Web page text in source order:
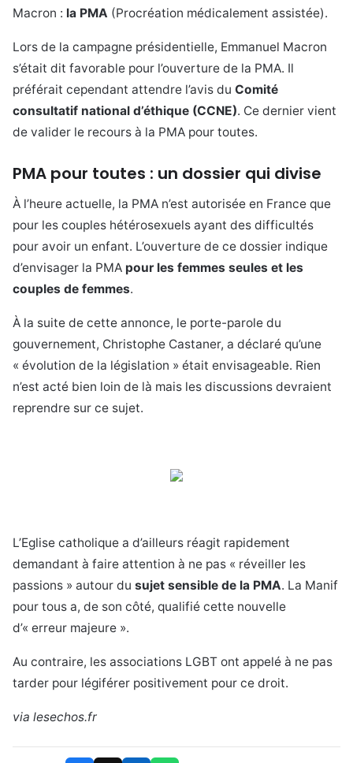
Macron : la PMA (Procréation médicalement assistée).
Lors de la campagne présidentielle, Emmanuel Macron
s’était dit favorable pour l’ouverture de la PMA. Il
préférait cependant attendre l’avis du Comité
consultatif national d’éthique (CCNE). Ce dernier vient
de valider le recours à la PMA pour toutes.
PMA pour toutes : un dossier qui divise
À l’heure actuelle, la PMA n’est autorisée en France que
pour les couples hétérosexuels ayant des difficultés
pour avoir un enfant. L’ouverture de ce dossier indique
d’envisager la PMA pour les femmes seules et les
couples de femmes.
À la suite de cette annonce, le porte-parole du
gouvernement, Christophe Castaner, a déclaré qu’une
« évolution de la législation » était envisageable. Rien
n’est acté bien loin de là mais les discussions devraient
reprendre sur ce sujet.
L’Eglise catholique a d’ailleurs réagit rapidement
demandant à faire attention à ne pas « réveiller les
passions » autour du sujet sensible de la PMA. La Manif
pour tous a, de son côté, qualifié cette nouvelle
d’« erreur majeure ».
Au contraire, les associations LGBT ont appelé à ne pas
tarder pour légiférer positivement pour ce droit.
via lesechos.fr